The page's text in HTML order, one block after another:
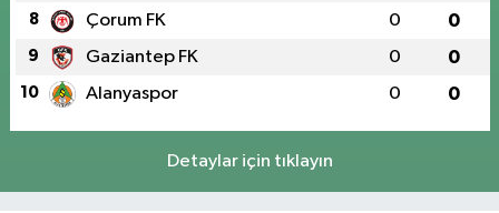
8 Çorum FK 0 0
9 Gaziantep FK 0 0
10 Alanyaspor 0 0
Detaylar için tıklayın